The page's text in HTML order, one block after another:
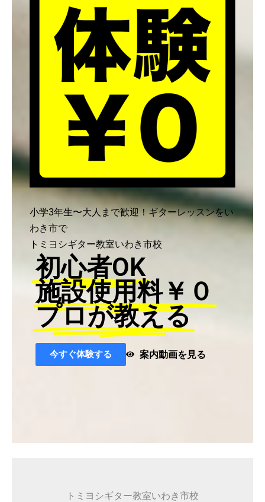
小学3年生〜大人まで歓迎！ギターレッスンをい
わき市で
トミヨシギター教室いわき市校
初心者OK
施設使用料￥０
プロが教える
今すぐ体験する 案内動画を見る
トミヨシギター教室いわき市校